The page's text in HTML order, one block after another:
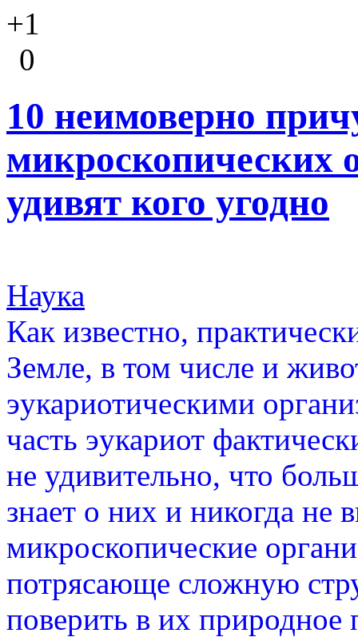
+1
0
10 неимоверно
микроскопических
удивят кого угодно
Наука
Как известно,
Земле, в том числе и
эукариотическими
часть эукариот
не удивительно, что
знает о них и никогда не
микроскопические
потрясающе сложную
поверить в их природное